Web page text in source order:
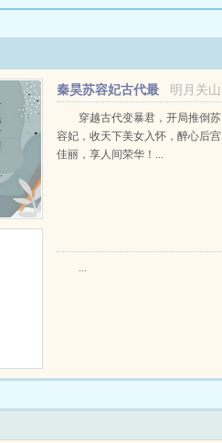
明月关山
秦昊苏容妃古代最
强昏君最新章节在线阅读
穿越古代变暴君，开局推倒苏
容妃，收天下美女入怀，醉心后宫
佳丽，享人间荣华！...
...